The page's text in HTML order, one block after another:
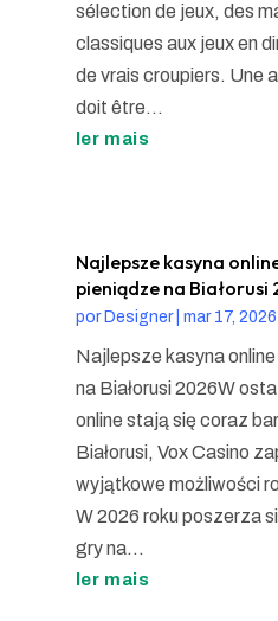
sélection de jeux, des
classiques aux jeux en
de vrais croupiers. Une
doit être...
ler mais
Najlepsze kasyna
pieniądze na Białorusi
por Designer| mar 17, 2026
Najlepsze kasyna
na Białorusi 2026W
online stają się coraz
Białorusi, Vox Casino
wyjątkowe możliwości
W 2026 roku poszerza
gry na...
ler mais